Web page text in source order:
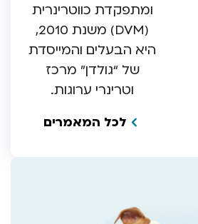
ומתפקדת כווטרינרית
(DVM) משנת 2010,
היא הבעלים והמייסדת
של “גולדן” מרכז
וטרינרי ערוגות.
לכל המאמרים